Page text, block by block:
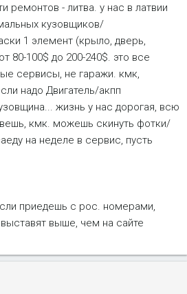
ремонтов - литва. у нас в латвии
кузовщиков/
1 элемент (крыло, дверь,
80-100$ до 200-240$. это все
сервисы, не гаражи. кмк,
надо Двигатель/акпп
жизнь у нас дорогая, всю
кмк. можешь скинуть фотки/
на неделе в сервис, пусть
приедешь с рос. номерами,
выше, чем на сайте